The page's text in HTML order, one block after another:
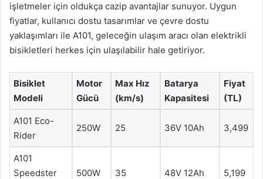
işletmeler için oldukça cazip avantajlar sunuyor. Uygun
fiyatlar, kullanıcı dostu tasarımlar ve çevre dostu
yaklaşımları ile A101, geleceğin ulaşım aracı olan elektrikli
bisikletleri herkes için ulaşılabilir hale getiriyor.
Bisiklet
Modeli
Motor
Gücü
Max Hız
(km/s)
Batarya
Kapasitesi
Fiyat
(TL)
A101 Eco-
Rider
250W 25 36V 10Ah 3,499
A101
Speedster
500W 35 48V 12Ah 5,199